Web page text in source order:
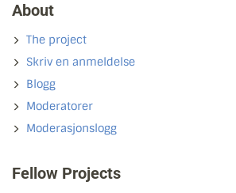
About
The project
Skriv en anmeldelse
Blogg
Moderatorer
Moderasjonslogg
Fellow Projects